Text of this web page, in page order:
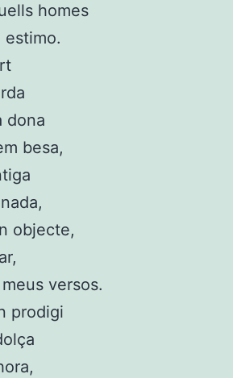
homes
estimo.
dona
besa,
objecte,
versos.
prodigi